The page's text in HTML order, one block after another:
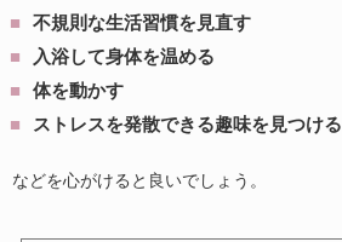
不規則な生活習慣を見直す
入浴して身体を温める
体を動かす
ストレスを発散できる趣味を見つける
などを心がけると良いでしょう。